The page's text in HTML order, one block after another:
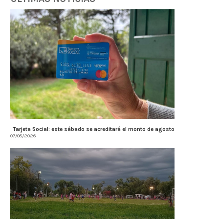
Tarjeta Social: este sábado se acreditará el monto de agosto
07/08/2026